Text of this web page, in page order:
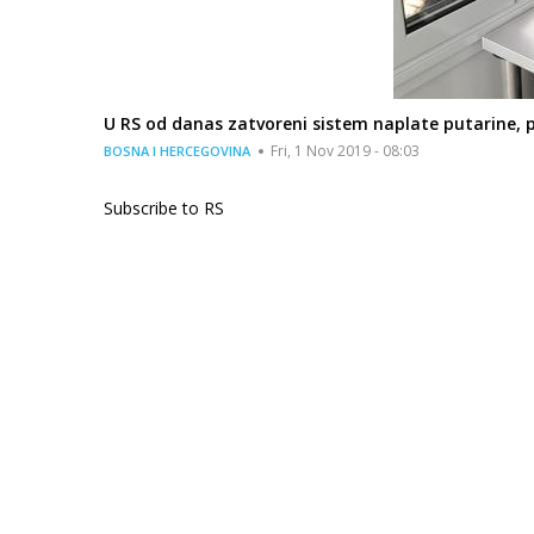
U RS od danas zatvoreni sistem naplate putarine,
BOSNA I HERCEGOVINA Fri, 1 Nov 2019 - 08:03
Subscribe to RS